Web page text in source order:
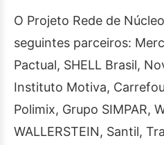
O Projeto Rede de
seguintes parceiros:
Pactual, SHELL Brasil,
Instituto Motiva,
Polimix, Grupo SIMPAR,
WALLERSTEIN, Santil,